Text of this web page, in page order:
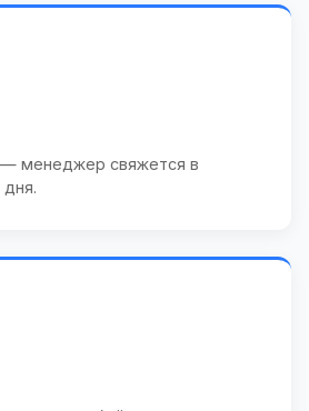
менеджер свяжется в